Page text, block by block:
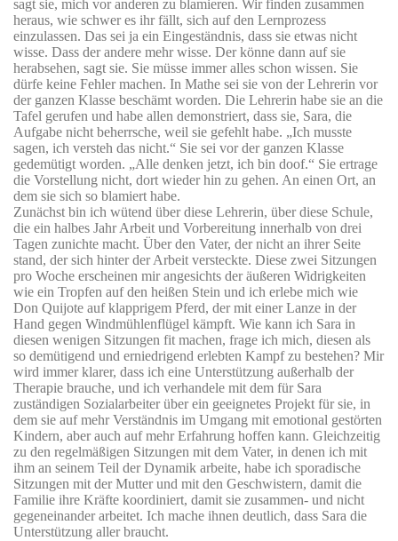
sagt sie, mich vor anderen zu blamieren. Wir finden zusammen
heraus, wie schwer es ihr fällt, sich auf den Lernprozess
einzulassen. Das sei ja ein Eingeständnis, dass sie etwas nicht
wisse. Dass der andere mehr wisse. Der könne dann auf sie
herabsehen, sagt sie. Sie müsse immer alles schon wissen. Sie
dürfe keine Fehler machen. In Mathe sei sie von der Lehrerin vor
der ganzen Klasse beschämt worden. Die Lehrerin habe sie an die
Tafel gerufen und habe allen demonstriert, dass sie, Sara, die
Aufgabe nicht beherrsche, weil sie gefehlt habe. „Ich musste
sagen, ich versteh das nicht.“ Sie sei vor der ganzen Klasse
gedemütigt worden. „Alle denken jetzt, ich bin doof.“ Sie ertrage
die Vorstellung nicht, dort wieder hin zu gehen. An einen Ort, an
dem sie sich so blamiert habe.
Zunächst bin ich wütend über diese Lehrerin, über diese Schule,
die ein halbes Jahr Arbeit und Vorbereitung innerhalb von drei
Tagen zunichte macht. Über den Vater, der nicht an ihrer Seite
stand, der sich hinter der Arbeit versteckte. Diese zwei Sitzungen
pro Woche erscheinen mir angesichts der äußeren Widrigkeiten
wie ein Tropfen auf den heißen Stein und ich erlebe mich wie
Don Quijote auf klapprigem Pferd, der mit einer Lanze in der
Hand gegen Windmühlenflügel kämpft. Wie kann ich Sara in
diesen wenigen Sitzungen fit machen, frage ich mich, diesen als
so demütigend und erniedrigend erlebten Kampf zu bestehen? Mir
wird immer klarer, dass ich eine Unterstützung außerhalb der
Therapie brauche, und ich verhandele mit dem für Sara
zuständigen Sozialarbeiter über ein geeignetes Projekt für sie, in
dem sie auf mehr Verständnis im Umgang mit emotional gestörten
Kindern, aber auch auf mehr Erfahrung hoffen kann. Gleichzeitig
zu den regelmäßigen Sitzungen mit dem Vater, in denen ich mit
ihm an seinem Teil der Dynamik arbeite, habe ich sporadische
Sitzungen mit der Mutter und mit den Geschwistern, damit die
Familie ihre Kräfte koordiniert, damit sie zusammen- und nicht
gegeneinander arbeitet. Ich mache ihnen deutlich, dass Sara die
Unterstützung aller braucht.